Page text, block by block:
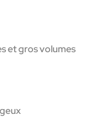
et gros volumes